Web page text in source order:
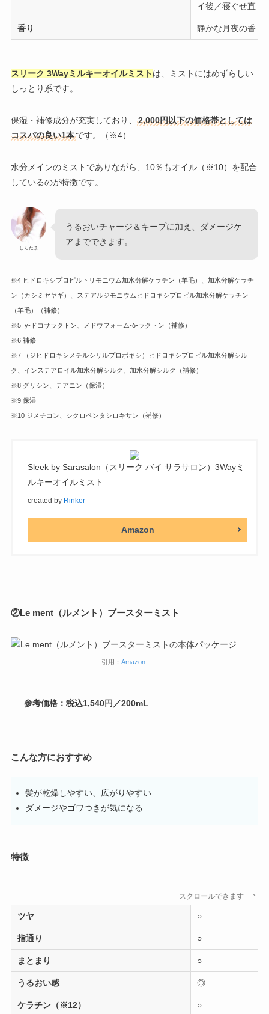
イ後／寝ぐせ直し
香り 静かな月夜の香り
スリーク 3Wayミルキーオイルミストは、ミストにはめずらしい
しっとり系です。
保湿・補修成分が充実しており、
2,000円以下の価格帯としては
コスパの良い1本です。（※4）
水分メインのミストでありながら、10％もオイル（※10）を配合
しているのが特徴です。
しらたま
うるおいチャージ＆キープに加え、ダメージケ
アまでできます。
※4 ヒドロキシプロピルトリモニウム加水分解ケラチン（羊毛）、加水分解ケラチ
ン（カシミヤヤギ）、ステアルジモニウムヒドロキシプロピル加水分解ケラチン
（羊毛）（補修）
※5 γ-ドコサラクトン、メドウフォーム-δ-ラクトン（補修）
※6 補修
※7 （ジヒドロキシメチルシリルプロポキシ）ヒドロキシプロピル加水分解シル
ク、インステアロイル加水分解シルク、加水分解シルク（補修）
※8 グリシン、テアニン（保湿）
※9 保湿
※10 ジメチコン、シクロペンタシロキサン（補修）
Sleek by Sarasalon（スリーク バイ サラサロン）3Wayミ
ルキーオイルミスト
created by Rinker
Amazon
②Le ment（ルメント）ブースターミスト
引用：Amazon
参考価格：税込1,540円／200mL
こんな方におすすめ
髪が乾燥しやすい、広がりやすい
ダメージやゴワつきが気になる
特徴
スクロールできます
ツヤ ○
指通り ○
まとまり ○
うるおい感 ◎
ケラチン（※12） ○